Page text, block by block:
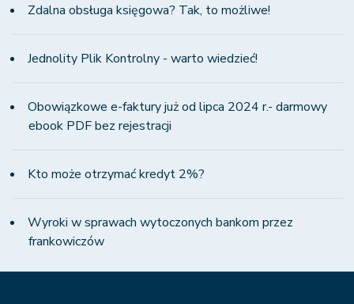
Zdalna obsługa księgowa? Tak, to możliwe!
Jednolity Plik Kontrolny - warto wiedzieć!
Obowiązkowe e-faktury już od lipca 2024 r.- darmowy
ebook PDF bez rejestracji
Kto może otrzymać kredyt 2%?
Wyroki w sprawach wytoczonych bankom przez
frankowiczów